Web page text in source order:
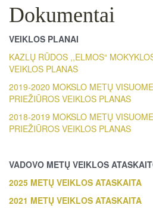
Dokumentai
VEIKLOS PLANAI
KAZLŲ RŪDOS ,,ELMOS“
VEIKLOS PLANAS
2019-2020 MOKSLO METŲ
PRIEŽIŪROS VEIKLOS PLANAS
2018-2019 MOKSLO METŲ
PRIEŽIŪROS VEIKLOS PLANAS
VADOVO METŲ VEIKLOS
2025 METŲ VEIKLOS ATASKAITA
2021 METŲ VEIKLOS ATASKAITA